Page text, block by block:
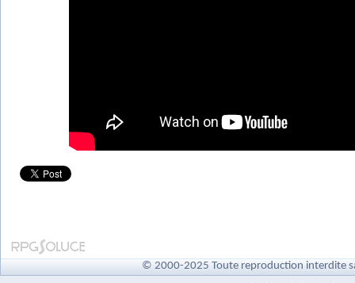
© 2000-2025 Toute reproduction interdite